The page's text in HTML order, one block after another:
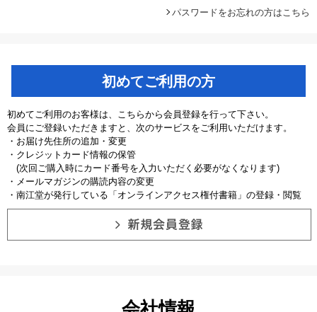
パスワードをお忘れの方はこちら
初めてご利用の方
初めてご利用のお客様は、こちらから会員登録を行って下さい。
会員にご登録いただきますと、次のサービスをご利用いただけます。
・お届け先住所の追加・変更
・クレジットカード情報の保管
(次回ご購入時にカード番号を入力いただく必要がなくなります)
・メールマガジンの購読内容の変更
・南江堂が発行している「オンラインアクセス権付書籍」の登録・閲覧